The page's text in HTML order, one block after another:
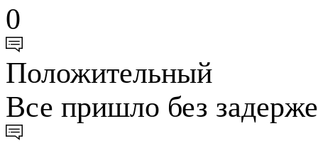
0
Положительный
Все пришло без